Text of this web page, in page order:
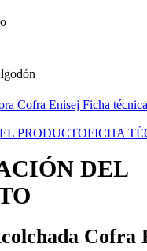
Cofra Enisej Ficha
PRODUCTOFICHA
DEL
Cofra